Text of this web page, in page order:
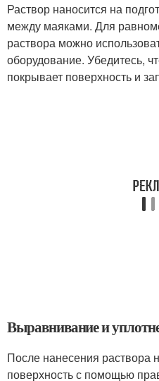
Раствор наносится на
между маяками. Для
раствора можно
оборудование. Убедитесь,
покрывает поверхность и
Выравнивание и
После нанесения раствора
поверхность с помощью